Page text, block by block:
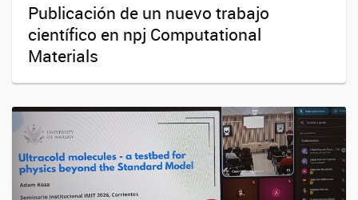
Publicación de un nuevo trabajo
científico en npj Computational
Materials